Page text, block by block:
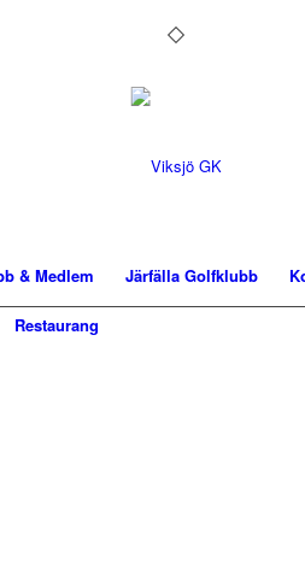
& Medlem Järfälla Golfklubb
Restaurang